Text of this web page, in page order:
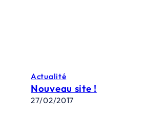
Actualité
Nouveau site !
27/02/2017